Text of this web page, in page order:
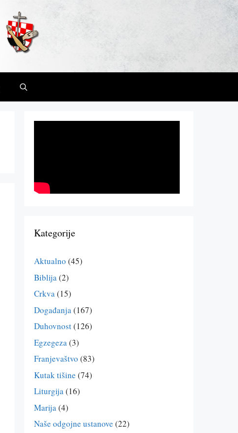
Kategorije
Aktualno (45)
Biblija(2)
Crkva(15)
Događanja(167)
Duhovnost(126)
Egzegeza(3)
Franjevaštvo (83)
Kutak tišine (74)
Liturgija(16)
Marija(4)
Naše odgojne ustanove (22)